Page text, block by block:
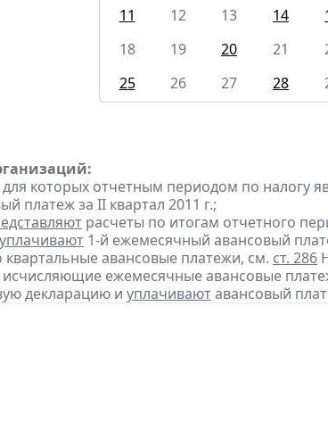
11
12 13 14
18
19 20 21
25
26 27 28
которых отчетным периодом по налогу
платеж за II квартал 2011 г.;
расчеты по итогам отчетного
уплачивают 1-й ежемесячный авансовый
авансовые платежи, см. ст. 286
ежемесячные авансовые
декларацию и уплачиваютавансовый